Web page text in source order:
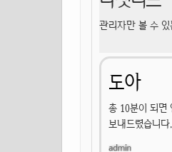
관리자만 볼 수
도아
총 10분이 되면
보내드렸습니다.